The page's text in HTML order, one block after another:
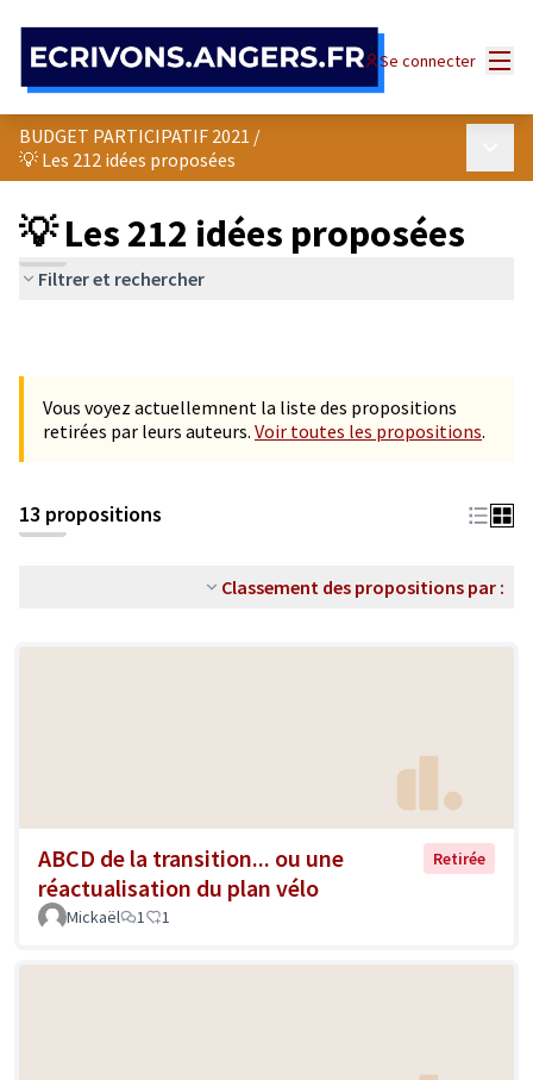
Se connecter
BUDGET PARTICIPATIF 2021 /
💡 Les 212 idées proposées
💡 Les 212 idées proposées
Filtrer et rechercher
Vous voyez actuellemnent la liste des propositions
retirées par leurs auteurs. Voir toutes les propositions.
13 propositions
Classement des propositions par :
ABCD de la transition... ou une
réactualisation du plan vélo
Retirée
Mickaël 1 1